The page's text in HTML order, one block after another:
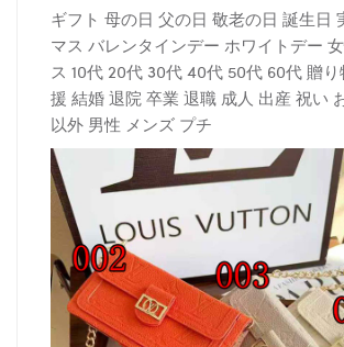
ギフト 母の日 父の日 敬老の日 誕生日
マス バレンタインデー ホワイトデー
ス 10代 20代 30代 40代 50代 60代 贈
援 結婚 退院 卒業 退職 成人 出産 祝い
以外 男性 メンズ プチ